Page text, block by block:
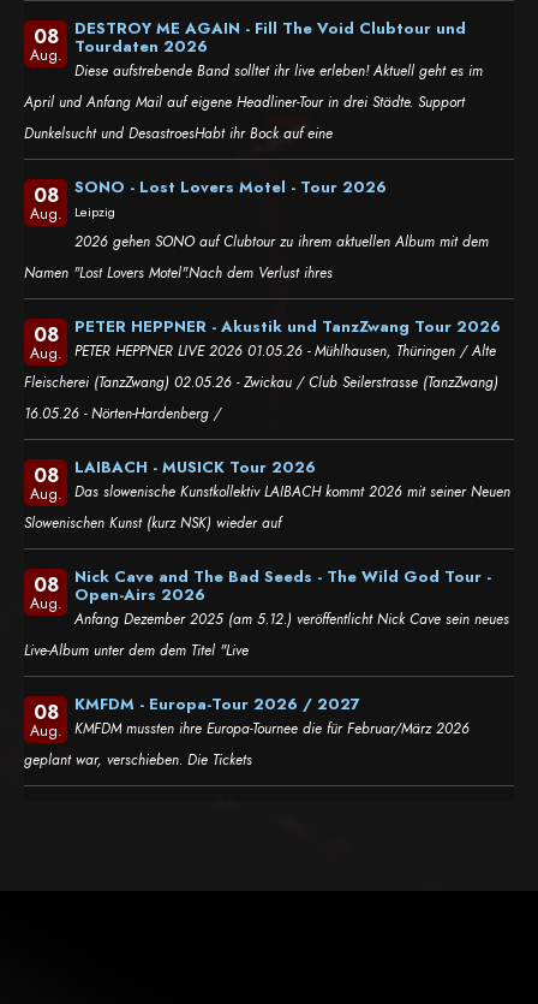
08
Aug.
DESTROY ME AGAIN - Fill The Void Clubtour und
Tourdaten 2026
Diese aufstrebende Band solltet ihr live erleben! Aktuell geht es im
April und Anfang Mail auf eigene Headliner-Tour in drei Städte. Support
Dunkelsucht und DesastroesHabt ihr Bock auf eine
08
Aug.
SONO - Lost Lovers Motel - Tour 2026
Leipzig
2026 gehen SONO auf Clubtour zu ihrem aktuellen Album mit dem
Namen "Lost Lovers Motel".Nach dem Verlust ihres
08
Aug.
PETER HEPPNER - Akustik und TanzZwang Tour 2026
PETER HEPPNER LIVE 2026 01.05.26 - Mühlhausen, Thüringen / Alte
Fleischerei (TanzZwang) 02.05.26 - Zwickau / Club Seilerstrasse (TanzZwang)
16.05.26 - Nörten-Hardenberg /
08
Aug.
LAIBACH - MUSICK Tour 2026
Das slowenische Kunstkollektiv LAIBACH kommt 2026 mit seiner Neuen
Slowenischen Kunst (kurz NSK) wieder auf
08
Aug.
Nick Cave and The Bad Seeds - The Wild God Tour -
Open-Airs 2026
Anfang Dezember 2025 (am 5.12.) veröffentlicht Nick Cave sein neues
Live-Album unter dem dem Titel "Live
08
Aug.
KMFDM - Europa-Tour 2026 / 2027
KMFDM mussten ihre Europa-Tournee die für Februar/März 2026
geplant war, verschieben. Die Tickets